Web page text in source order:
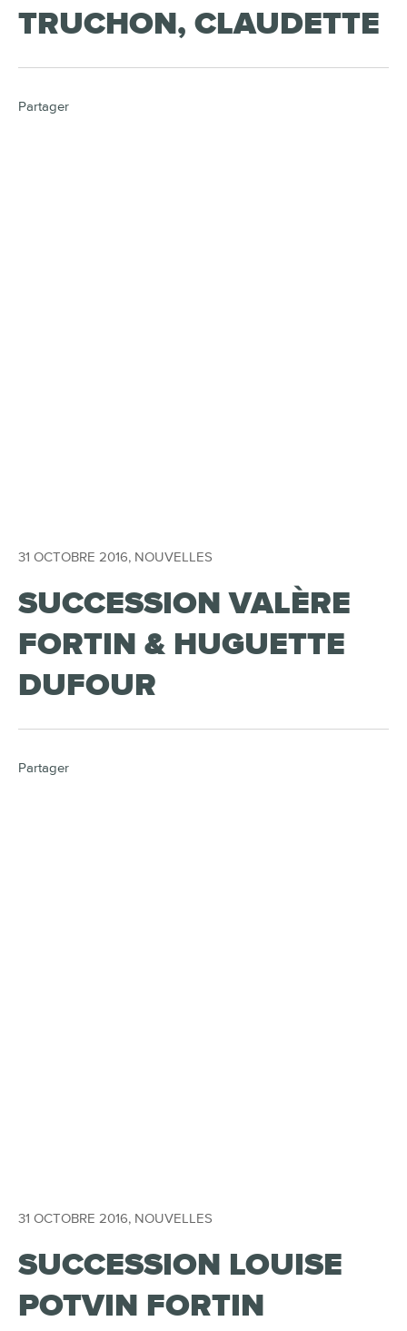
TRUCHON, CLAUDETTE
Partager
31 OCTOBRE 2016, NOUVELLES
SUCCESSION VALÈRE
FORTIN & HUGUETTE
DUFOUR
Partager
31 OCTOBRE 2016, NOUVELLES
SUCCESSION LOUISE
POTVIN FORTIN